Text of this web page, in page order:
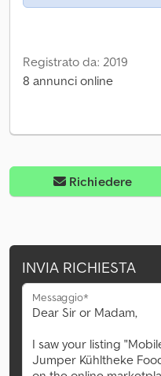
Registrato da: 2019
8 annunci online
Richiedere
INVIA RICHIESTA
Messaggio*